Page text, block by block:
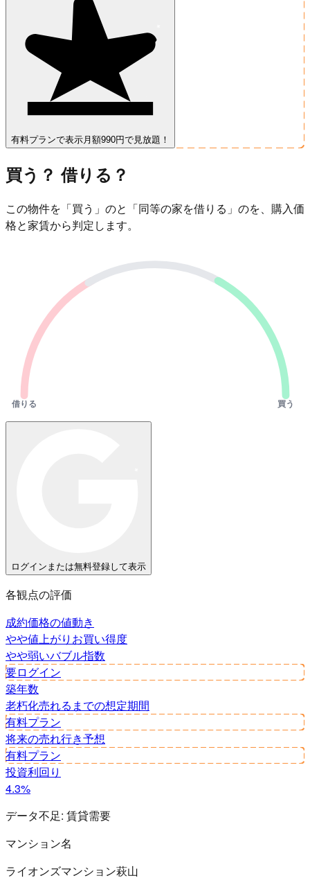
有料プランで表示 月額990円で見放題！
買う？ 借りる？
この物件を「買う」のと「同等の家を借りる」のを、購入価
格と家賃から判定します。
借りる 買う
ログインまたは無料登録して表示
各観点の評価
成約価格の値動き
やや値上がり お買い得度
やや弱いバブル指数
要ログイン
築年数
老朽化売れるまでの想定期間
有料プラン
将来の売れ行き予想
有料プラン
投資利回り
4.3%
データ不足: 賃貸需要
マンション名
ライオンズマンション萩山